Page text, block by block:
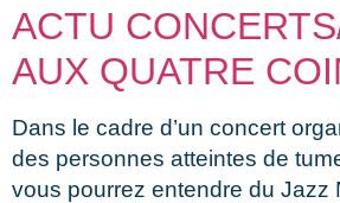
ACTU
AUX QUATRE
Dans le cadre d’un concert
des personnes atteintes de
vous pourrez entendre du Jazz